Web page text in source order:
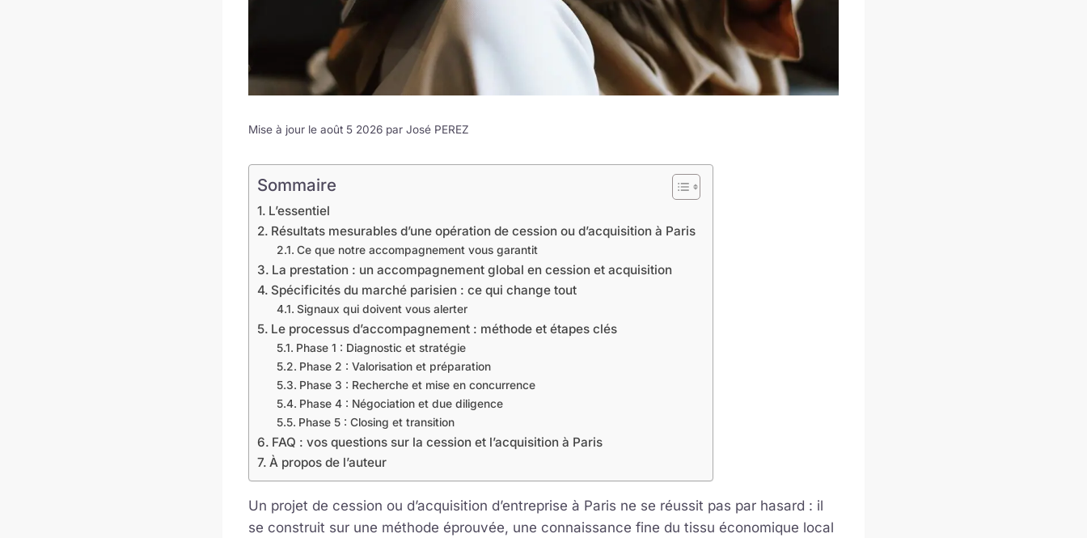
Mise à jour le août 5 2026 par José PEREZ
Sommaire
L’essentiel
Résultats mesurables d’une opération de cession ou d’acquisition à Paris
Ce que notre accompagnement vous garantit
La prestation : un accompagnement global en cession et acquisition
Spécificités du marché parisien : ce qui change tout
Signaux qui doivent vous alerter
Le processus d’accompagnement : méthode et étapes clés
Phase 1 : Diagnostic et stratégie
Phase 2 : Valorisation et préparation
Phase 3 : Recherche et mise en concurrence
Phase 4 : Négociation et due diligence
Phase 5 : Closing et transition
FAQ : vos questions sur la cession et l’acquisition à Paris
À propos de l’auteur
Un projet de cession ou d’acquisition d’entreprise à Paris ne se réussit pas par hasard : il
se construit sur une méthode éprouvée, une connaissance fine du tissu économique local